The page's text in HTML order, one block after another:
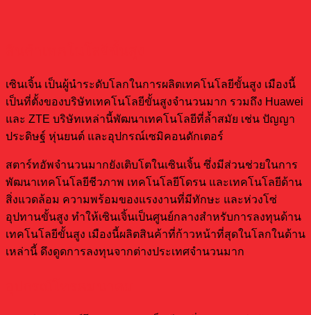
เซินเจิ้น เป็นผู้นำระดับโลกในการผลิตเทคโนโลยีขั้นสูง เมืองนี้
เป็นที่ตั้งของบริษัทเทคโนโลยีขั้นสูงจำนวนมาก รวมถึง Huawei
และ ZTE บริษัทเหล่านี้พัฒนาเทคโนโลยีที่ล้ำสมัย เช่น ปัญญา
ประดิษฐ์ หุ่นยนต์ และอุปกรณ์เซมิคอนดักเตอร์
สตาร์ทอัพจำนวนมากยังเติบโตในเซินเจิ้น ซึ่งมีส่วนช่วยในการ
พัฒนาเทคโนโลยีชีวภาพ เทคโนโลยีโดรน และเทคโนโลยีด้าน
สิ่งแวดล้อม ความพร้อมของแรงงานที่มีทักษะ และห่วงโซ่
อุปทานขั้นสูง ทำให้เซินเจิ้นเป็นศูนย์กลางสำหรับการลงทุนด้าน
เทคโนโลยีขั้นสูง เมืองนี้ผลิตสินค้าที่ก้าวหน้าที่สุดในโลกในด้าน
เหล่านี้ ดึงดูดการลงทุนจากต่างประเทศจำนวนมาก